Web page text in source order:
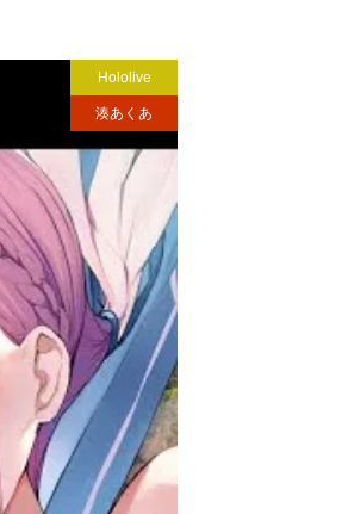
Hololive
湊あくあ